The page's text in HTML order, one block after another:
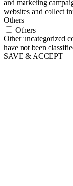
and marketing
websites and collect
Others
Others
Other uncategorized
have not been
SAVE & ACCEPT